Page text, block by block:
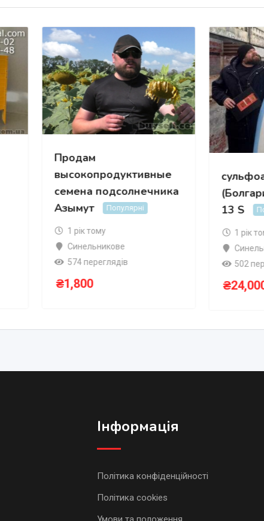
Продам
высокопродуктивные
семена подсолнечника
Азымут
Популярні
1 рік тому
Синельникове
574 переглядів
₴1,800
13 S
1 рік
502
₴
Інформація
Політика конфіденційності
Політика cookies